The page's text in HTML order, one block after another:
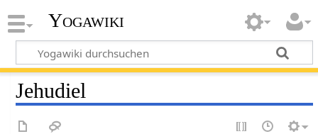
Yogawiki
Jehudiel